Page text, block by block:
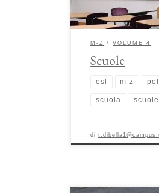
M-Z VOLUME 4
Scuole
esl m-z
scuola scuole
di